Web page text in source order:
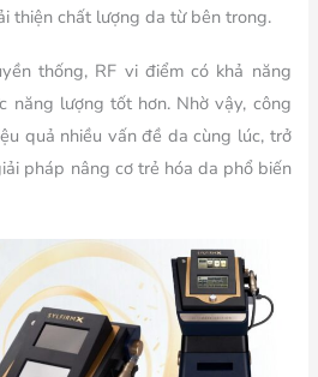
thiện chất lượng da từ bên trong.
thống, RF vi điểm có khả năng
năng lượng tốt hơn. Nhờ vậy, công
quả nhiều vấn đề da cùng lúc, trở
pháp nâng cơ trẻ hóa da phổ biến